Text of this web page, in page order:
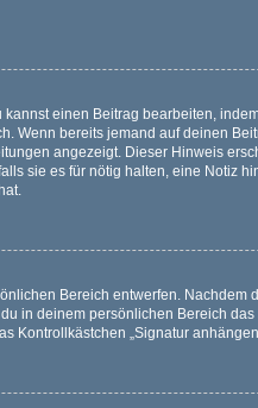
einen Beitrag bearbeiten,
Wenn bereits jemand auf deinen
angezeigt. Dieser Hinweis
sie es für nötig halten, eine Notiz
Bereich entwerfen. Nachdem
in deinem persönlichen Bereich
Kontrollkästchen „Signatur